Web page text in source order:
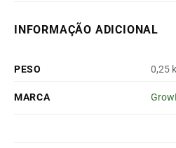
INFORMAÇÃO ADICIONAL
PESO 0,25
MARCA